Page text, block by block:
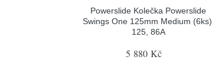
Powerslide Kolečka Powerslide
Swings One 125mm Medium (6ks),
125, 86A
5 880 Kč